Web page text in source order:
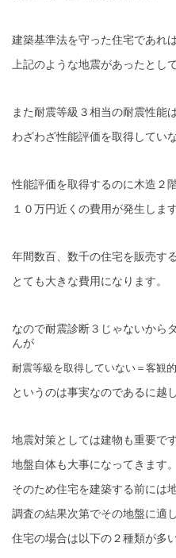
建築基準法を守った住宅であれ
上記のような地震があったとし
また耐震等級３相当の耐震性能
わざわざ性能評価を取得してい
性能評価を取得するのに木造２
１０万円近くの費用が発生します
年間数百、数千の住宅を販売す
とても大きな費用になります。
なので耐震診断３じゃないから
んが
耐震等級を取得していない＝客観
というのは事実なのであるに越
地震対策としては建物も重要で
地盤自体も大事になってきます。
そのため住宅を建築する前には
調査の結果次第でその地盤に適
住宅の場合は以下の２種類が多い